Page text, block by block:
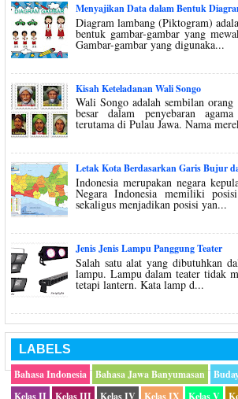
Menyajikan Data dalam Bentuk
Diagram lambang (Piktogram)
bentuk gambar-gambar yang
Gambar-gambar yang digunaka...
Kisah Keteladanan Wali Songo
Wali Songo adalah sembilan
besar dalam penyebaran
terutama di Pulau Jawa. Nama
Letak Kota Berdasarkan Garis Bujur
Indonesia merupakan negara
Negara Indonesia memiliki
sekaligus menjadikan posisi yan...
Jenis Jenis Lampu Panggung Teater
Salah satu alat yang dibutuhkan
lampu. Lampu dalam teater tidak
tetapi lantern. Kata lamp d...
LABELS
Bahasa Indonesia
Bahasa Jawa Banyumasan
Kelas II
Kelas III Kelas IV Kelas IX Kelas V